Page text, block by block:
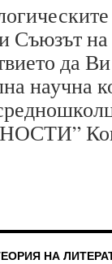
Съюзът на
да
научна
НА